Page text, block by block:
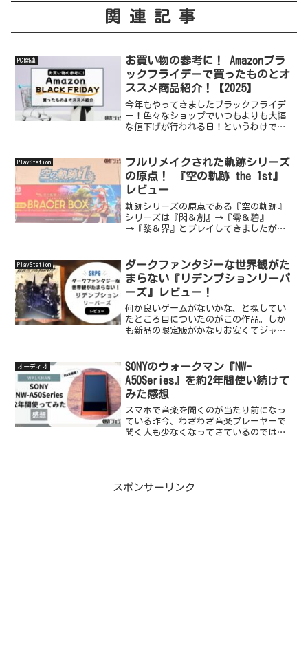
関連記事
PC関連
お買い物の参考に！ Amazonブラ
ックフライデーで買ったものとオ
ススメ商品紹介！【2025】
今年もやってきましたブラックフライデ
ー！色々なショップでいつもよりも大幅
な値下げが行われる日！というわけで今
る方のお買い物の参考になれば幸いで
す。※別のセールで購...
PlayStation
フルリメイクされた軌跡シリーズ
の原点！ 『空の軌跡 the 1st』
レビュー
軌跡シリーズの原点である『空の軌跡』
シリーズは『閃＆創』→『零＆碧』
→『黎＆界』とプレイしてきましたが、
が入り、楽しみに待っていました。発売
日に早速プレイし、楽しく...
PlayStation
ダークファンタジーな世界観がた
まらない『リデンプションリーパ
ーズ』レビュー！
何か良いゲームがないかな、と探してい
たところ目についたのがこの作品。しか
も新品の限定版がかなりお安くてジャン
す！パケ買いというかサントラ買いでし
たが、大当たりを引いた気分...
オーディオ
SONYのウォークマン『NW-
A50Series』を約2年間使い続けて
みた感想
スマホで音楽を聞くのが当たり前になっ
ている昨今、わざわざ音楽プレーヤーで
聞く人も少なくなってきているのではな
スポンサーリンク